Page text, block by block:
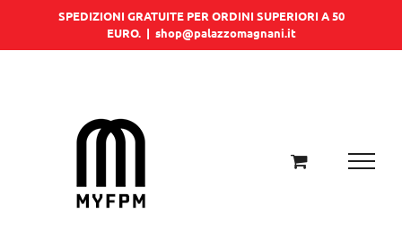
SPEDIZIONI GRATUITE PER ORDINI SUPERIORI A 50
EURO. | shop@palazzomagnani.it